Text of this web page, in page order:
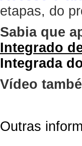
etapas, do
Sabia que
Integrado
Integrada
Vídeo
Outras